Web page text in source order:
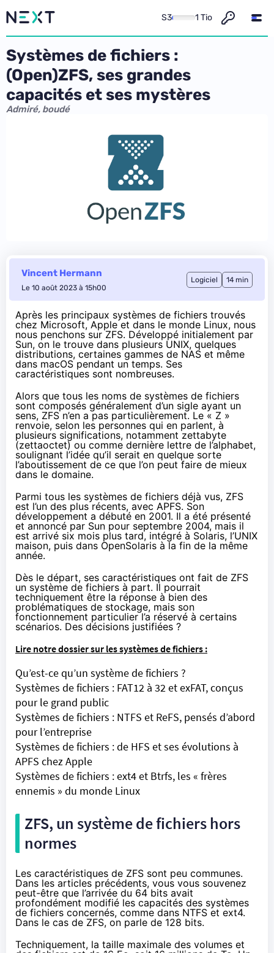
S3 1 Tio
Systèmes de fichiers :
(Open)ZFS, ses grandes
capacités et ses mystères
Admiré, boudé
Vincent Hermann
Le 10 août 2023 à 15h00
Logiciel 14 min
Après les principaux systèmes de fichiers trouvés
chez Microsoft, Apple et dans le monde Linux, nous
nous penchons sur ZFS. Développé initialement par
Sun, on le trouve dans plusieurs UNIX, quelques
distributions, certaines gammes de NAS et même
dans macOS pendant un temps. Ses
caractéristiques sont nombreuses.
Alors que tous les noms de systèmes de fichiers
sont composés généralement d’un sigle ayant un
sens, ZFS n’en a pas particulièrement. Le « Z »
renvoie, selon les personnes qui en parlent, à
plusieurs significations, notamment zettabyte
(zettaoctet) ou comme dernière lettre de l’alphabet,
soulignant l’idée qu’il serait en quelque sorte
l’aboutissement de ce que l’on peut faire de mieux
dans le domaine.
Parmi tous les systèmes de fichiers déjà vus, ZFS
est l’un des plus récents, avec APFS. Son
développement a débuté en 2001. Il a été présenté
et annoncé par Sun pour septembre 2004, mais il
est arrivé six mois plus tard, intégré à Solaris, l’UNIX
maison, puis dans OpenSolaris à la fin de la même
année.
Dès le départ, ses caractéristiques ont fait de ZFS
un système de fichiers à part. Il pourrait
techniquement être la réponse à bien des
problématiques de stockage, mais son
fonctionnement particulier l’a réservé à certains
scénarios. Des décisions justifiées ?
Lire notre dossier sur les systèmes de fichiers :
Qu’est-ce qu’un système de fichiers ?
Systèmes de fichiers : FAT12 à 32 et exFAT, conçus
pour le grand public
Systèmes de fichiers : NTFS et ReFS, pensés d’abord
pour l’entreprise
Systèmes de fichiers : de HFS et ses évolutions à
APFS chez Apple
Systèmes de fichiers : ext4 et Btrfs, les « frères
ennemis » du monde Linux
ZFS, un système de fichiers hors
normes
Les caractéristiques de ZFS sont peu communes.
Dans les articles précédents, vous vous souvenez
peut-être que l’arrivée du 64 bits avait
profondément modifié les capacités des systèmes
de fichiers concernés, comme dans NTFS et ext4.
Dans le cas de ZFS, on parle de 128 bits.
Techniquement, la taille maximale des volumes et